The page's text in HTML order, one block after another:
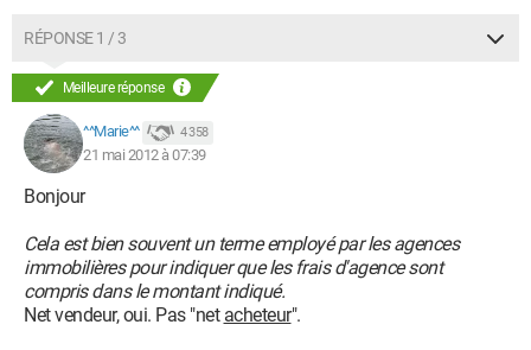
RÉPONSE 1 / 3
Meilleure réponse
^^Marie^^ 4 358
21 mai 2012 à 07:39
Bonjour
Cela est bien souvent un terme employé par les agences
immobilières pour indiquer que les frais d'agence sont
compris dans le montant indiqué.
Net vendeur, oui. Pas "net acheteur".